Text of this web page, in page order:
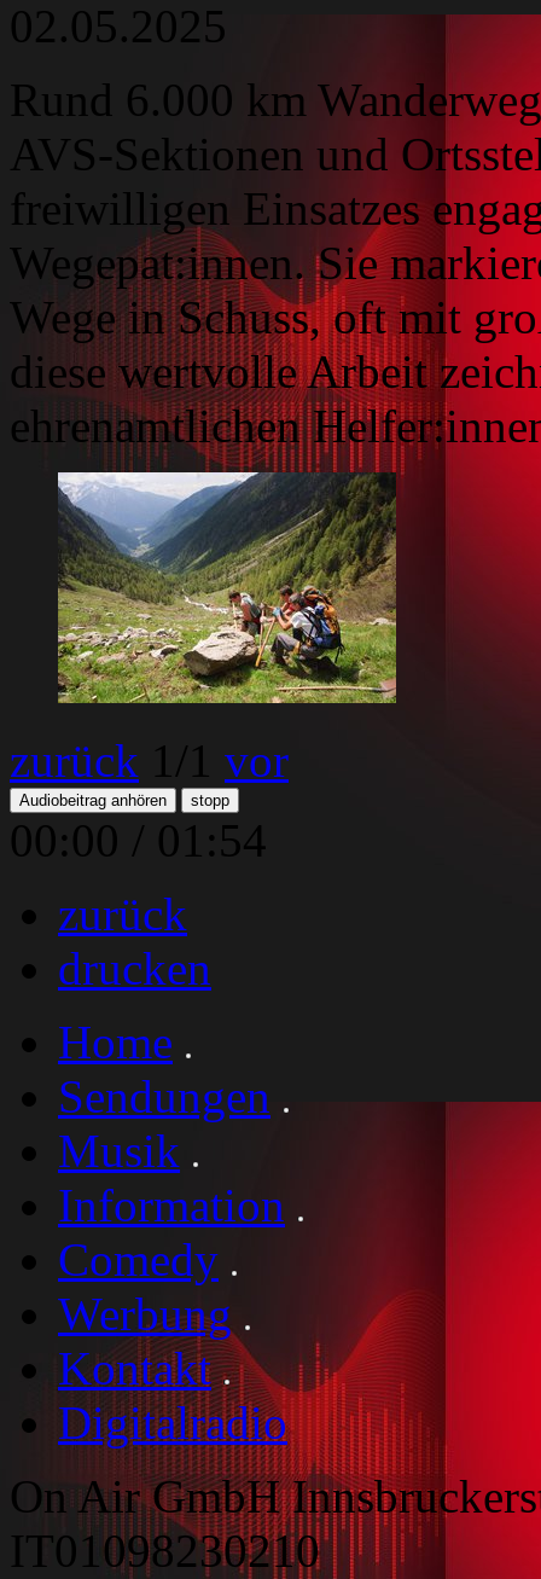
02.05.2025
Rund 6.000 km
AVS-Sektionen und
freiwilligen Einsatzes
Wegepat:innen. Sie
Wege in Schuss, oft mit
diese wertvolle Arbeit
ehrenamtlichen
zurück 1 /1 vor
Audiobeitrag anhören stopp
00:00 / 01:54
zurück
drucken
Home
Sendungen
Musik
Information
Comedy
Werbung
Kontakt
Digitalradio
On Air GmbH
IT01098230210